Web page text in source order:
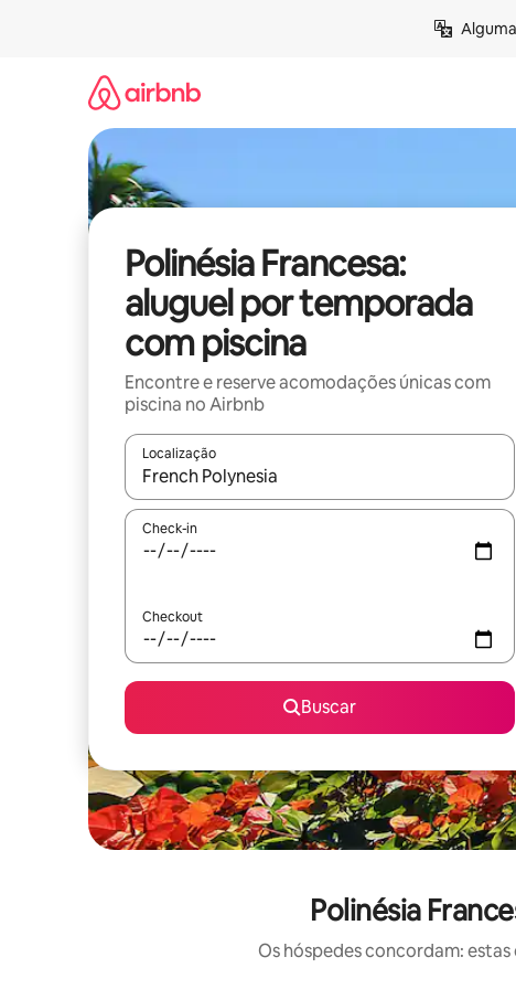
Polinésia Francesa:
aluguel por temporada
com piscina
Encontre e reserve acomodações únicas com
piscina no Airbnb
Localização
Quando os resultados estiverem disponíveis,
Check-in
Checkout
Buscar
Polinésia
Os hóspedes concordam: